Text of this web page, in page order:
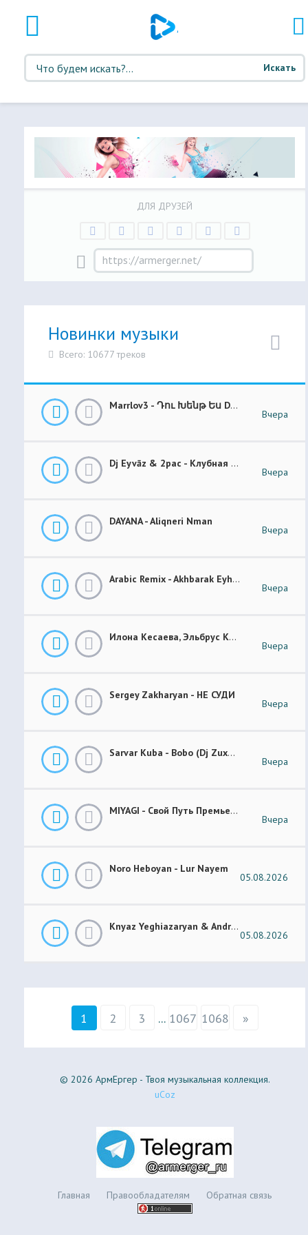
Искать
ДЛЯ ДРУЗЕЙ
Новинки музыки
Всего: 10677 треков
Marrlov3 - Դու Խենթ Ես Du Khent Es COVER
Вчера
Dj Eyvāz & 2pac - Клубная Музыка “ Luxury Money “ Club Remix (BASS BOOSTED)
Вчера
DAYANA - Aliqneri Nman
Вчера
Arabic Remix - Akhbarak Eyh (Prod. Elsen Pro)
Вчера
Илона Кесаева, Эльбрус Кесаев - Поздняя Любовь Премьера Трека 2026
Вчера
Sergey Zakharyan - НЕ СУДИ
Вчера
Sarvar Kuba - Bobo (Dj Zuxa Remix)
Вчера
MIYAGI - Свой Путь Премьера 2026
Вчера
Noro Heboyan - Lur Nayem
05.08.2026
Knyaz Yeghiazaryan & Andranik Sirakanyan - Arevi Pes New 2026
05.08.2026
1 2 3 ... 1067 1068 »
© 2026 АрмЕргер - Твоя музыкальная коллекция.
uCoz
Главная Правообладателям Обратная связь